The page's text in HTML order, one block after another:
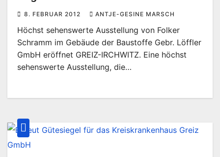
8. FEBRUAR 2012 ANTJE-GESINE MARSCH
Höchst sehenswerte Ausstellung von Folker
Schramm im Gebäude der Baustoffe Gebr. Löffler
GmbH eröffnet GREIZ-IRCHWITZ. Eine höchst
sehenswerte Ausstellung, die…